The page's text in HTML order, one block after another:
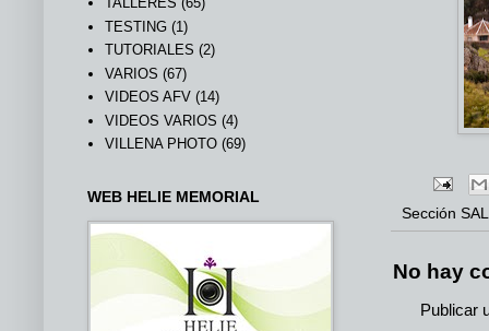
Sección
No hay
Publicar
TESTING (1)
TUTORIALES (2)
VARIOS (67)
VIDEOS AFV (14)
VIDEOS VARIOS (4)
VILLENA PHOTO (69)
WEB HELIE MEMORIAL